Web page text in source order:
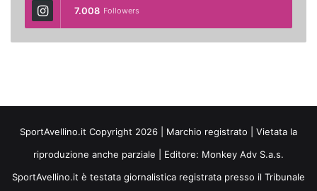
7.008 Followers
SportAvellino.it Copyright 2026 | Marchio registrato | Vietata la
riproduzione anche parziale | Editore: Monkey Adv S.a.s.
SportAvellino.it è testata giornalistica registrata presso il Tribunale